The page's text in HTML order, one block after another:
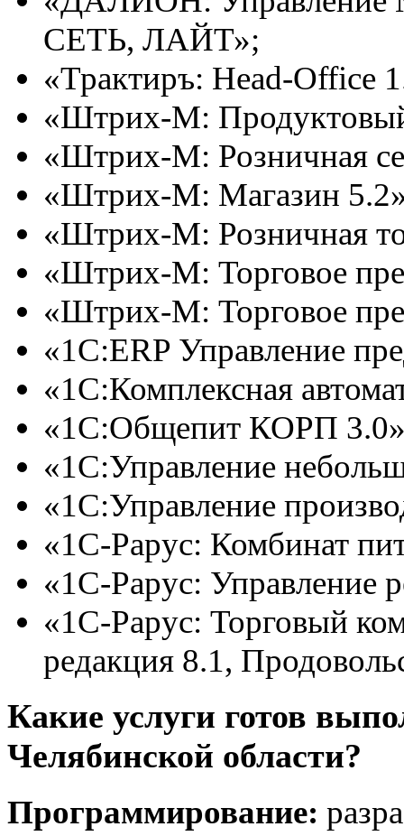
СЕТЬ, ЛАЙТ»;
«Трактиръ: Head-Office
«Штрих-М:
«Штрих-М: Розничная
«Штрих-М: Магазин
«Штрих-М: Розничная
«Штрих-М: Торговое
«Штрих-М: Торговое
«1С:ERP Управление
«1С:Комплексная
«1С:Общепит КОРП
«1С:Управление
«1С:Управление
«1С-Рарус: Комбинат
«1С-Рарус: Управление
«1С-Рарус: Торговый
редакция 8.1,
Какие услуги готов
Челябинской области?
Программирование: